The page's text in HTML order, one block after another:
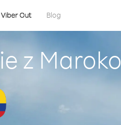
Viber Out Blog
z Maroko